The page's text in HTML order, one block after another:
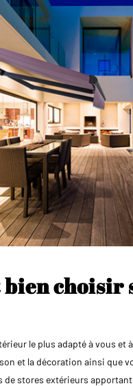
bien choisir
le plus adapté à vous
et la décoration ainsi que
stores extérieurs